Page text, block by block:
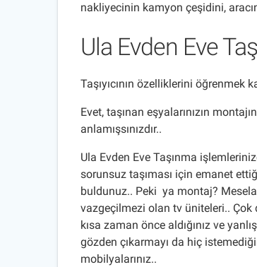
nakliyecinin kamyon çeşidini,
Ula Evden Eve
Taşıyıcının özelliklerini
Evet, taşınan eşyalarınızın
anlamışsınızdır..
Ula Evden Eve Taşınma
sorunsuz taşıması için emanet
buldunuz.. Peki ya montaj? Mesela
vazgeçilmezi olan tv üniteleri.. Çok
kısa zaman önce aldığınız ve
gözden çıkarmayı da hiç
mobilyalarınız..